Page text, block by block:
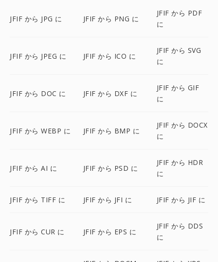
JFIF から JPG に JFIF から PNG に
JFIF から PDF
に
JFIF から JPEG に JFIF から ICO に
JFIF から SVG
に
JFIF から DOC に JFIF から DXF に
JFIF から GIF
に
JFIF から WEBP に JFIF から BMP に
JFIF から DOCX
に
JFIF から AI に JFIF から PSD に
JFIF から HDR
に
JFIF から TIFF に JFIF から JFI に JFIF から JIF に
JFIF から CUR に JFIF から EPS に
JFIF から DDS
に